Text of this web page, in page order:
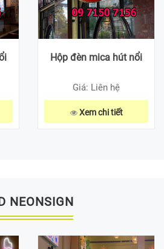
Hộp đèn mica hút nổi
Giá: Liên hệ
Xem chi tiết
NEONSIGN